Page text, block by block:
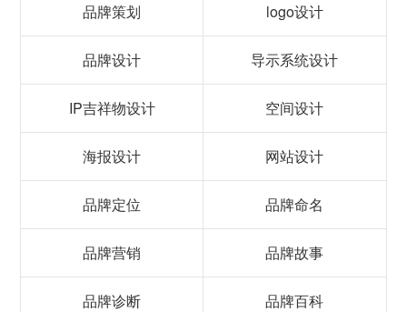
品牌策划 logo设计
品牌设计 导示系统设计
IP吉祥物设计 空间设计
海报设计 网站设计
品牌定位 品牌命名
品牌营销 品牌故事
品牌诊断 品牌百科